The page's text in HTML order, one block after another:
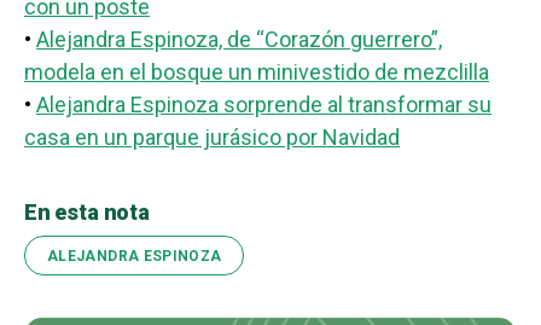
con un poste
• Alejandra Espinoza, de “Corazón guerrero”,
modela en el bosque un minivestido de mezclilla
• Alejandra Espinoza sorprende al transformar su
casa en un parque jurásico por Navidad
En esta nota
ALEJANDRA ESPINOZA